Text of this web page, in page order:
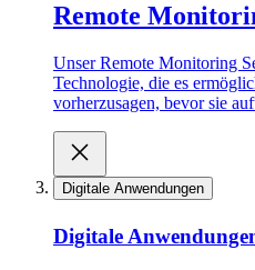
Remote
Unser Remote Monitoring
Technologie, die es
vorherzusagen, bevor sie
Digitale Anwendungen
Digitale